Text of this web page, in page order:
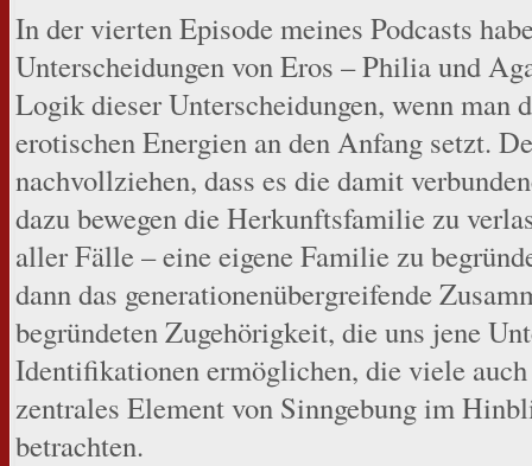
In der vierten Episode meines Podcasts
Unterscheidungen von Eros – Philia und
Logik dieser Unterscheidungen, wenn man
erotischen Energien an den Anfang setzt.
nachvollziehen, dass es die damit
dazu bewegen die Herkunftsfamilie zu
aller Fälle – eine eigene Familie zu
dann das generationenübergreifende
begründeten Zugehörigkeit, die uns jene
Identifikationen ermöglichen, die viele
zentrales Element von Sinngebung im
betrachten.